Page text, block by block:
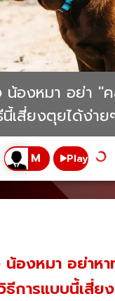
น้องหมา อย่า "
เสี่ยงตุยได้ง่าย
Play
น้องหมา อย่าห
ธีการแบบนี้เสี่ย